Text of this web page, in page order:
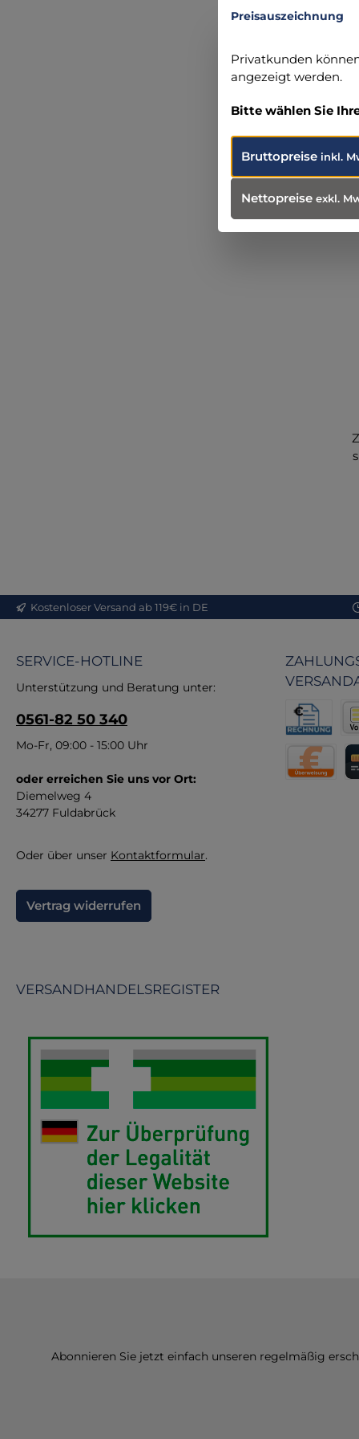
Kostenloser Versand ab 119€ in DE
SERVICE-HOTLINE
Unterstützung und Beratung unter:
0561-82 50 340
Mo-Fr, 09:00 - 15:00 Uhr
oder erreichen Sie uns vor Ort:
Diemelweg 4
34277 Fuldabrück
Oder über unser Kontaktformular.
Vertrag widerrufen
Rechnung
VERSANDHANDELSREGISTER
Abonnieren Sie jetzt einfach unseren regelmäßig
Preisauszeichnung
Privatkunden
angezeigt werden.
Bitte wählen Sie
Bruttopreise inkl.
Nettopreise exkl.